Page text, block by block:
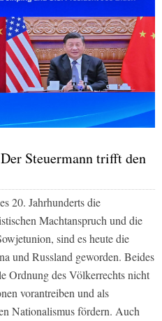
Steuermann trifft den
20. Jahrhunderts die
Machtanspruch und die
sind es heute die
und Russland geworden. Beides
Ordnung des Völkerrechts nicht
vorantreiben und als
Nationalismus fördern. Auch